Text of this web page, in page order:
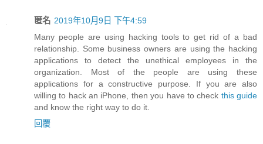
匿名 2019年10月9日 下午4:59
Many people are using hacking tools to get rid of a bad
relationship. Some business owners are using the hacking
applications to detect the unethical employees in the
organization. Most of the people are using these
applications for a constructive purpose. If you are also
willing to hack an iPhone, then you have to check this guide
and know the right way to do it.
回覆